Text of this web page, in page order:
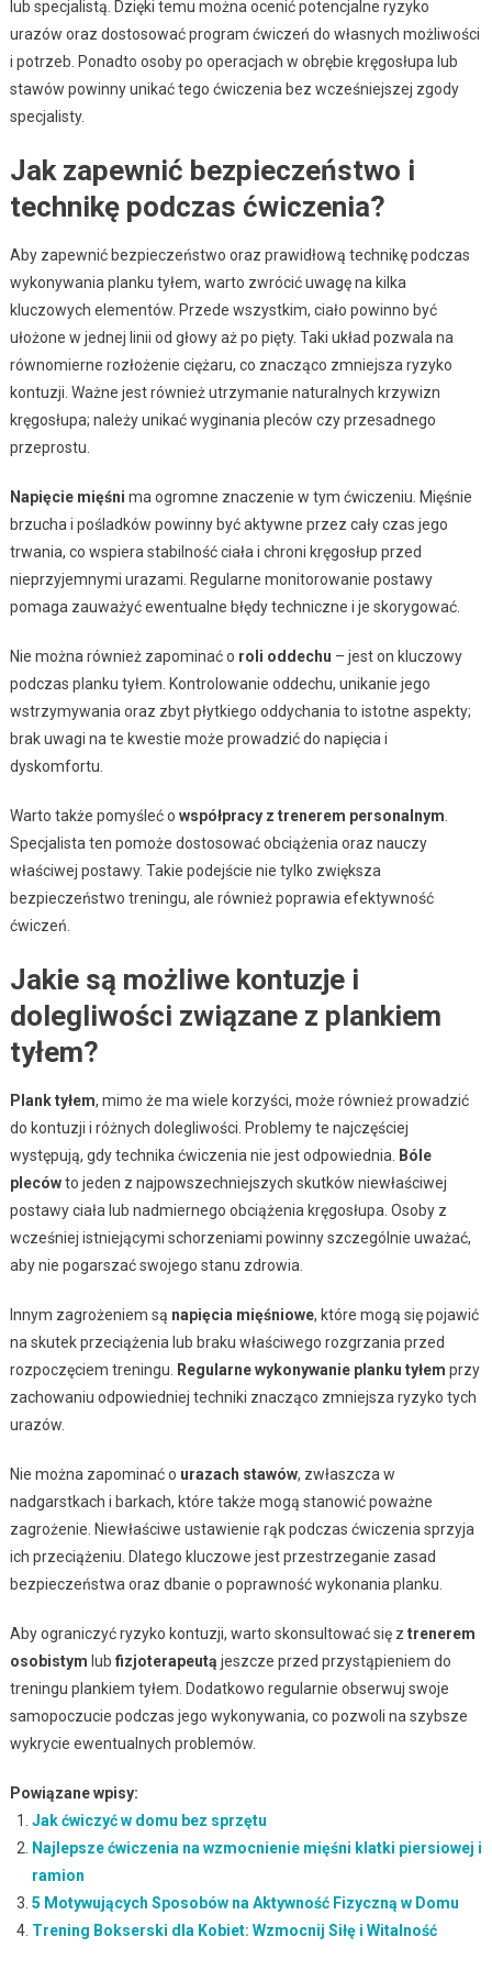
lub specjalistą. Dzięki temu można ocenić potencjalne ryzyko
urazów oraz dostosować program ćwiczeń do własnych możliwości
i potrzeb. Ponadto osoby po operacjach w obrębie kręgosłupa lub
stawów powinny unikać tego ćwiczenia bez wcześniejszej zgody
specjalisty.
Jak zapewnić bezpieczeństwo i
technikę podczas ćwiczenia?
Aby zapewnić bezpieczeństwo oraz prawidłową technikę podczas
wykonywania planku tyłem, warto zwrócić uwagę na kilka
kluczowych elementów. Przede wszystkim, ciało powinno być
ułożone w jednej linii od głowy aż po pięty. Taki układ pozwala na
równomierne rozłożenie ciężaru, co znacząco zmniejsza ryzyko
kontuzji. Ważne jest również utrzymanie naturalnych krzywizn
kręgosłupa; należy unikać wyginania pleców czy przesadnego
przeprostu.
Napięcie mięśni ma ogromne znaczenie w tym ćwiczeniu. Mięśnie
brzucha i pośladków powinny być aktywne przez cały czas jego
trwania, co wspiera stabilność ciała i chroni kręgosłup przed
nieprzyjemnymi urazami. Regularne monitorowanie postawy
pomaga zauważyć ewentualne błędy techniczne i je skorygować.
Nie można również zapominać o roli oddechu – jest on kluczowy
podczas planku tyłem. Kontrolowanie oddechu, unikanie jego
wstrzymywania oraz zbyt płytkiego oddychania to istotne aspekty;
brak uwagi na te kwestie może prowadzić do napięcia i
dyskomfortu.
Warto także pomyśleć o współpracy z trenerem personalnym
Specjalista ten pomoże dostosować obciążenia oraz nauczy
właściwej postawy. Takie podejście nie tylko zwiększa
bezpieczeństwo treningu, ale również poprawia efektywność
ćwiczeń.
Jakie są możliwe kontuzje i
dolegliwości związane z plankiem
tyłem?
Plank tyłem, mimo że ma wiele korzyści, może również prowadzić
do kontuzji i różnych dolegliwości. Problemy te najczęściej
występują, gdy technika ćwiczenia nie jest odpowiednia. Bóle
plecówto jeden z najpowszechniejszych skutków niewłaściwej
postawy ciała lub nadmiernego obciążenia kręgosłupa. Osoby z
wcześniej istniejącymi schorzeniami powinny szczególnie uważać,
aby nie pogarszać swojego stanu zdrowia.
Innym zagrożeniem są napięcia mięśniowe, które mogą się pojawić
na skutek przeciążenia lub braku właściwego rozgrzania przed
rozpoczęciem treningu. Regularne wykonywanie planku tyłem przy
zachowaniu odpowiedniej techniki znacząco zmniejsza ryzyko tych
urazów.
Nie można zapominać o urazach stawów, zwłaszcza w
nadgarstkach i barkach, które także mogą stanowić poważne
zagrożenie. Niewłaściwe ustawienie rąk podczas ćwiczenia sprzyja
ich przeciążeniu. Dlatego kluczowe jest przestrzeganie zasad
bezpieczeństwa oraz dbanie o poprawność wykonania planku.
Aby ograniczyć ryzyko kontuzji, warto skonsultować się z trenerem
osobistym lub fizjoterapeutą jeszcze przed przystąpieniem do
treningu plankiem tyłem. Dodatkowo regularnie obserwuj swoje
samopoczucie podczas jego wykonywania, co pozwoli na szybsze
wykrycie ewentualnych problemów.
Powiązane wpisy:
Jak ćwiczyć w domu bez sprzętu
Najlepsze ćwiczenia na wzmocnienie mięśni klatki piersiowej i
ramion
5 Motywujących Sposobów na Aktywność Fizyczną w Domu
Trening Bokserski dla Kobiet: Wzmocnij Siłę i Witalność